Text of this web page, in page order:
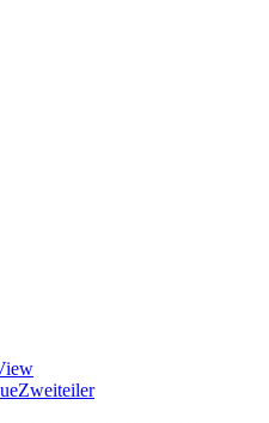
Zweiteiler